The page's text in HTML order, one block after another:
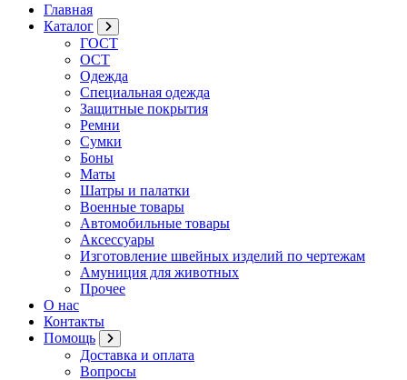
Главная
Каталог
ГОСТ
ОСТ
Одежда
Специальная одежда
Защитные покрытия
Ремни
Сумки
Боны
Маты
Шатры и палатки
Военные товары
Автомобильные товары
Аксессуары
Изготовление швейных изделий по чертежам
Амуниция для животных
Прочее
О нас
Контакты
Помощь
Доставка и оплата
Вопросы